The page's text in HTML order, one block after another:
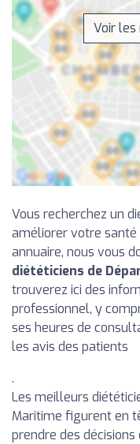
Voir
Vous recherchez un
améliorer votre
annuaire, nous vous
diététiciens de
trouverez ici des
professionnel, y
ses heures de
les avis des patients
.
Les meilleurs
Maritime figurent en
prendre des